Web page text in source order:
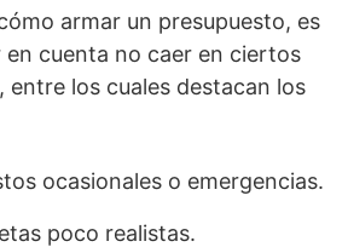
armar un presupuesto, es
cuenta no caer en ciertos
entre los cuales destacan los
ocasionales o emergencias.
poco realistas.